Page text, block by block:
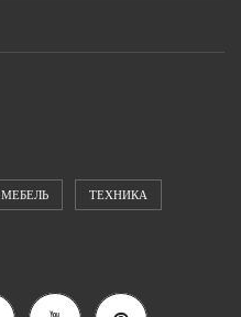
МЕБЕЛЬ ТЕХНИКА